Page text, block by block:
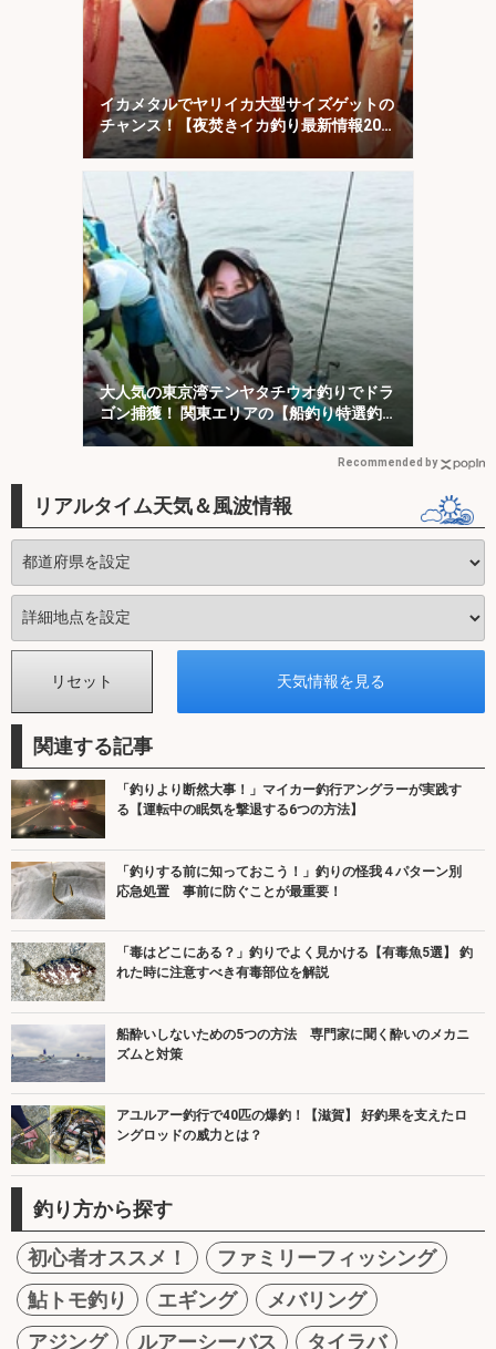
イカメタルでヤリイカ大型サイズゲットの
チャンス！【夜焚きイカ釣り最新情報20
選・福岡】
大人気の東京湾テンヤタチウオ釣りでドラ
ゴン捕獲！ 関東エリアの【船釣り特選釣
果7選】
Recommended by
リアルタイム天気＆風波情報
関連する記事
「釣りより断然大事！」マイカー釣行アングラーが実践す
る【運転中の眠気を撃退する6つの方法】
「釣りする前に知っておこう！」釣りの怪我４パターン別
応急処置 事前に防ぐことが最重要！
「毒はどこにある？」釣りでよく見かける【有毒魚5選】 釣
れた時に注意すべき有毒部位を解説
船酔いしないための5つの方法 専門家に聞く酔いのメカニ
ズムと対策
アユルアー釣行で40匹の爆釣！【滋賀】 好釣果を支えたロ
ングロッドの威力とは？
釣り方から探す
初心者オススメ！
ファミリーフィッシング
鮎トモ釣り
エギング
メバリング
アジング
ルアーシーバス
タイラバ